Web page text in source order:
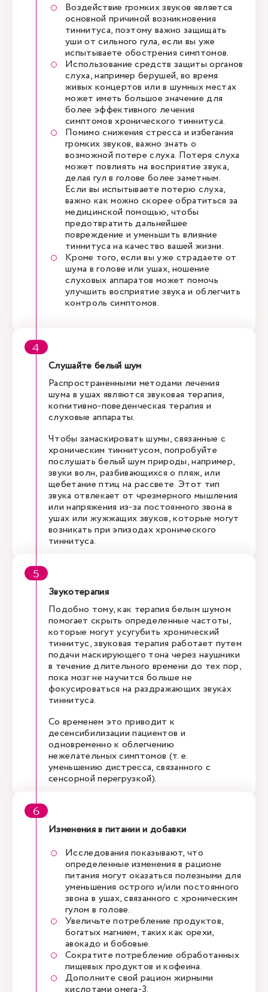
Воздействие громких звуков является
основной причиной возникновения
тиннитуса, поэтому важно защищать
уши от сильного гула, если вы уже
испытываете обострения симптомов.
Использование средств защиты органов
слуха, например берушей, во время
живых концертов или в шумных местах
может иметь большое значение для
более эффективного лечения
симптомов хронического тиннитуса.
Помимо снижения стресса и избегания
громких звуков, важно знать о
возможной потере слуха. Потеря слуха
может повлиять на восприятие звука,
делая гул в голове более заметным.
Если вы испытываете потерю слуха,
важно как можно скорее обратиться за
медицинской помощью, чтобы
предотвратить дальнейшее
повреждение и уменьшить влияние
тиннитуса на качество вашей жизни.
Кроме того, если вы уже страдаете от
шума в голове или ушах, ношение
слуховых аппаратов может помочь
улучшить восприятие звука и облегчить
контроль симптомов.
Слушайте белый шум
Распространенными методами лечения
шума в ушах являются звуковая терапия,
когнитивно-поведенческая терапия и
слуховые аппараты.
Чтобы замаскировать шумы, связанные с
хроническим тиннитусом, попробуйте
послушать белый шум природы, например,
звуки волн, разбивающихся о пляж, или
щебетание птиц на рассвете. Этот тип
звука отвлекает от чрезмерного мышления
или напряжения из-за постоянного звона в
ушах или жужжащих звуков, которые могут
возникать при эпизодах хронического
тиннитуса.
Звукотерапия
Подобно тому, как терапия белым шумом
помогает скрыть определенные частоты,
которые могут усугубить хронический
тиннитус, звуковая терапия работает путем
подачи маскирующего тона через наушники
в течение длительного времени до тех пор,
пока мозг не научится больше не
фокусироваться на раздражающих звуках
тиннитуса.
Со временем это приводит к
десенсибилизации пациентов и
одновременно к облегчению
нежелательных симптомов (т. е.
уменьшению дистресса, связанного с
сенсорной перегрузкой).
Изменения в питании и добавки
Исследования показывают, что
определенные изменения в рационе
питания могут оказаться полезными для
уменьшения острого и/или постоянного
звона в ушах, связанного с хроническим
гулом в голове.
Увеличьте потребление продуктов,
богатых магнием, таких как орехи,
авокадо и бобовые.
Сократите потребление обработанных
пищевых продуктов и кофеина.
Дополните свой рацион жирными